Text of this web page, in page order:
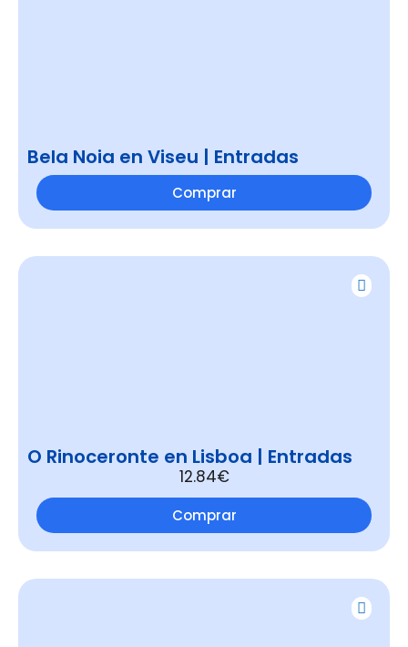
Bela Noia en Viseu | Entradas
Comprar
O Rinoceronte en Lisboa | Entradas
12.84€
Comprar